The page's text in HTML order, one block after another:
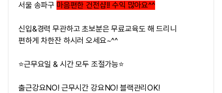
서울 송파구 마음편한 건전샵!! 수익 많아요^^
신입&경력 무관하고 초보분은 무료교육도 해 드리니
편하게 차한잔 하시러 오세요~^^
⭐근무요일 & 시간 모두 조절가능⭐
출근강요NO! 근무시간 강요NO! 블랙관리OK!